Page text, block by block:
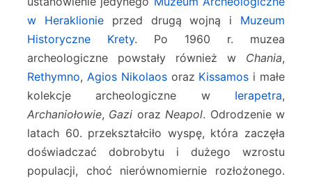
w Heraklionieprzed drugą wojną i Muzeum
Historyczne Krety. Po 1960 r. muzea
archeologiczne powstały również w Chania,
Rethymno, Agios Nikolaosoraz Kissamos i małe
kolekcje archeologiczne w Ierapetra,
Archaniołowie, Gazi oraz Neapol. Odrodzenie w
latach 60. przekształciło wyspę, która zaczęła
doświadczać dobrobytu i dużego wzrostu
populacji, choć nierównomiernie rozłożonego.